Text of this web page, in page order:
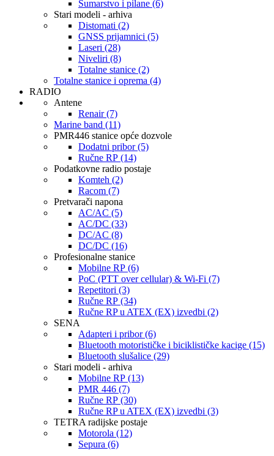
Šumarstvo i pilane (6)
Stari modeli - arhiva
Distomati (2)
GNSS prijamnici (5)
Laseri (28)
Niveliri (8)
Totalne stanice (2)
Totalne stanice i oprema (4)
RADIO
Antene
Renair (7)
Marine band (11)
PMR446 stanice opće dozvole
Dodatni pribor (5)
Ručne RP (14)
Podatkovne radio postaje
Komteh (2)
Racom (7)
Pretvarači napona
AC/AC (5)
AC/DC (33)
DC/AC (8)
DC/DC (16)
Profesionalne stanice
Mobilne RP (6)
PoC (PTT over cellular) & Wi-Fi (7)
Repetitori (3)
Ručne RP (34)
Ručne RP u ATEX (EX) izvedbi (2)
SENA
Adapteri i pribor (6)
Bluetooth motorističke i biciklističke kacige (15)
Bluetooth slušalice (29)
Stari modeli - arhiva
Mobilne RP (13)
PMR 446 (7)
Ručne RP (30)
Ručne RP u ATEX (EX) izvedbi (3)
TETRA radijske postaje
Motorola (12)
Sepura (6)